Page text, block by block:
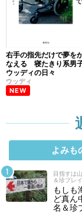
東
東
東
4/
東
4/
右手の指先だけで夢を
なえる 寝たきり系男
ウッディの日々
ウッディ
NEW
よみも
目指すは
＆珍プレ
もしも
ど真ん
名＆珍